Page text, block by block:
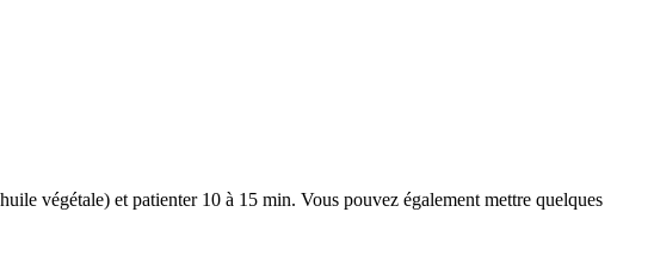
végétale) et patienter 10 à 15 min. Vous pouvez également mettre quelques